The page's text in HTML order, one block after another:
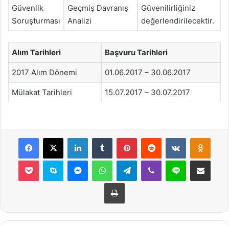
Güvenlik
Soruşturması
Geçmiş Davranış
Analizi
Güvenilirliğiniz
değerlendirilecektir.
Alım Tarihleri Başvuru Tarihleri
2017 Alım Dönemi 01.06.2017 – 30.06.2017
Mülakat Tarihleri 15.07.2017 – 30.07.2017
Facebook
X LinkedInTumblr PinterestReddit VKontakte
Pocket Skype MessengerWhatsAppTelegramViber Line E-Posta ile
Yazdır